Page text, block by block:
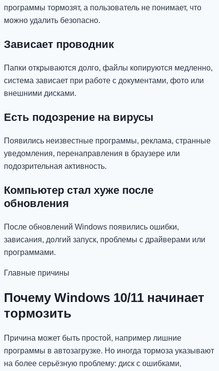
программы тормозят, а пользователь не понимает, что
можно удалить безопасно.
Зависает проводник
Папки открываются долго, файлы копируются медленно,
система зависает при работе с документами, фото или
внешними дисками.
Есть подозрение на вирусы
Появились неизвестные программы, реклама, странные
уведомления, перенаправления в браузере или
подозрительная активность.
Компьютер стал хуже после
обновления
После обновлений Windows появились ошибки,
зависания, долгий запуск, проблемы с драйверами или
программами.
Главные причины
Почему Windows 10/11 начинает
тормозить
Причина может быть простой, например лишние
программы в автозагрузке. Но иногда тормоза указывают
на более серьёзную проблему: диск с ошибками,